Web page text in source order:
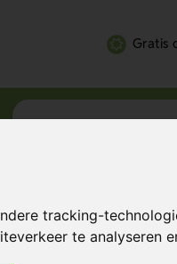
tracking-
te analyseren
Gratis
van Vilt